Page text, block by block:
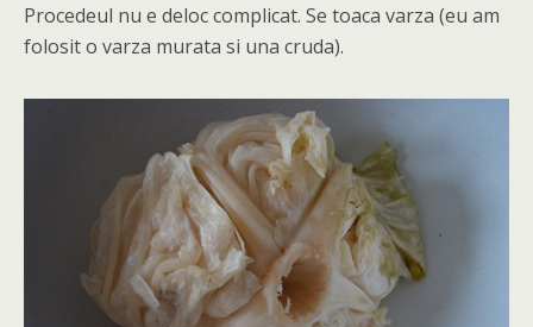
Procedeul nu e deloc complicat. Se toaca varza (eu am
folosit o varza murata si una cruda).